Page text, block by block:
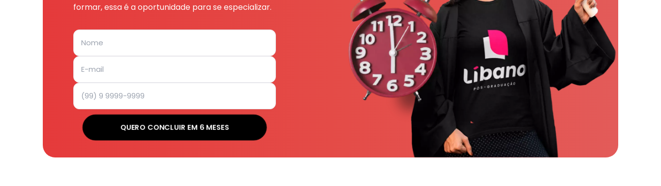
formar, essa é a oportunidade para se especializar.
QUERO CONCLUIR EM 6 MESES